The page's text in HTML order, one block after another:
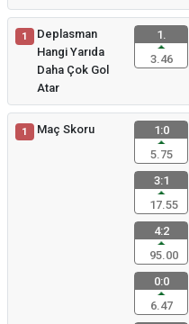
1
Deplasman
Hangi Yarıda
Daha Çok Gol
Atar
1.
3.46
1 Maç Skoru
1:0
5.75
3:1
17.55
4:2
95.00
0:0
6.47